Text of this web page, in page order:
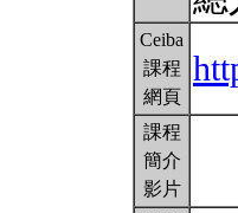
Ceiba
課程
網頁
課程
簡介
影片